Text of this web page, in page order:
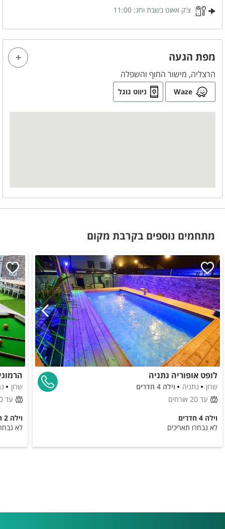
צ'ק אאוט בשבת וחג: 11:00
מפת הגעה
הרצליה, מישור החוף והשפלה
Waze ניווט גוגל
מתחמים נוספים בקרבת מקום
לופט אופוריה נתניה
שרון נתניה
וילה 4 חדרים
עד 20 אורחים
וילה 4 חדרים
לא נבחרו תאריכים
שרון
עד 20 אורחים
וילה 2 חדרים
לא